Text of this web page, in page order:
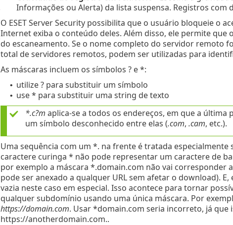
Informações ou Alerta) da lista suspensa. Registros com
O ESET Server Security possibilita que o usuário bloqueie o
Internet exiba o conteúdo deles. Além disso, ele permite
do escaneamento. Se o nome completo do servidor remoto
total de servidores remotos, podem ser utilizadas para
As máscaras incluem os símbolos ? e *:
• utilize ? para substituir um símbolo
• use * para substituir uma string de texto
*.c?m aplica-se a todos os endereços, em que a
um símbolo desconhecido entre elas (.com, .cam, etc.).
Uma sequência com um *. na frente é tratada
caractere curinga * não pode representar um caractere de
por exemplo a máscara *.domain.com não vai corresponder a
pode ser anexado a qualquer URL sem afetar o download).
vazia neste caso em especial. Isso acontece para tornar
qualquer subdomínio usando uma única máscara. Por
https://domain.com. Usar *domain.com seria incorreto, já
https://anotherdomain.com..